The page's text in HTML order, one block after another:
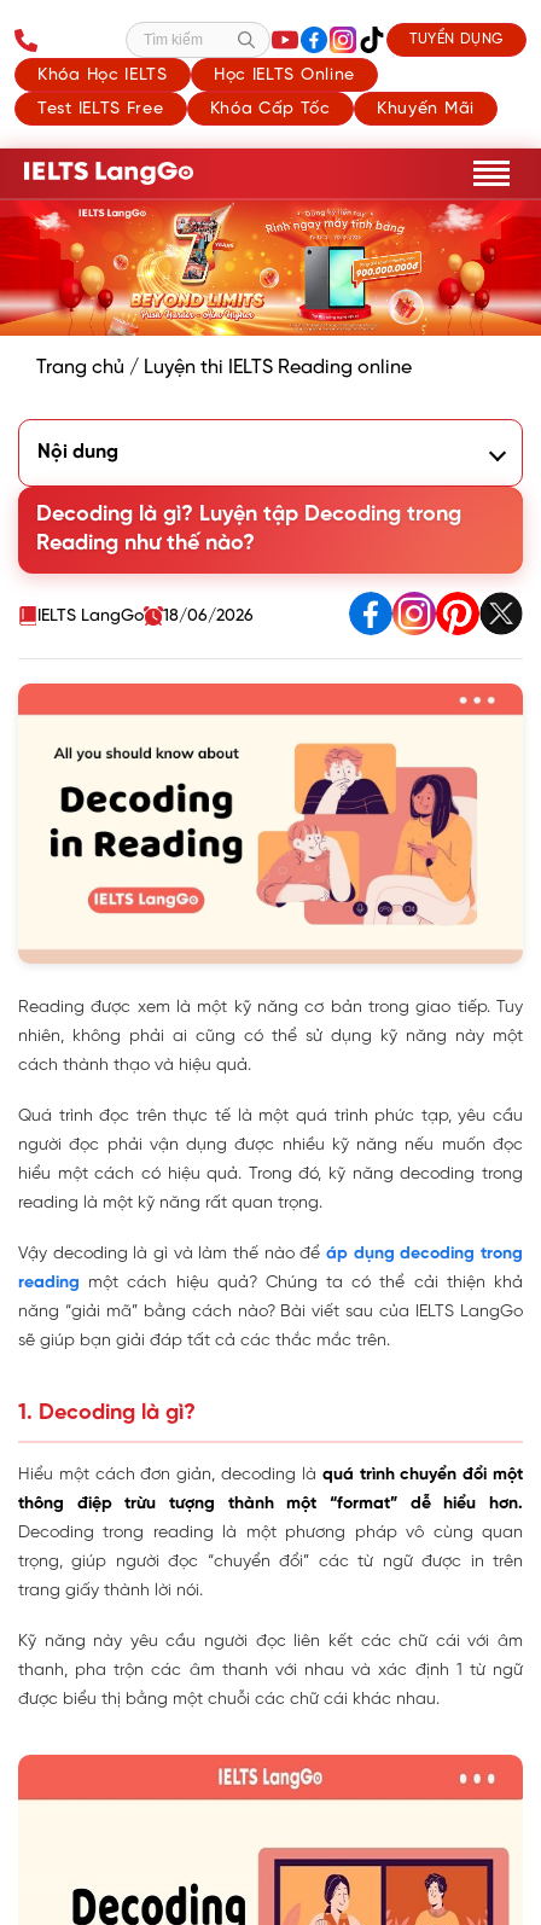
Khóa Học IELTS
Học IELTS Online
Test IELTS Free
Khóa Cấp Tốc Khuyến Mãi
Tìm kiếm TUYỂN DỤNG
Trang chủ / Luyện thi IELTS Reading online
Nội dung
2. Tại sao phải luyện tập decoding?
3. Các bước áp dụng Decoding trong Reading
4. Cải thiện decoding như thế nào?
Decoding là gì? Luyện tập Decoding trong
Reading như thế nào?
IELTS LangGo 18/06/2026
Reading được xem là một kỹ năng cơ bản trong giao tiếp. Tuy
nhiên, không phải ai cũng có thể sử dụng kỹ năng này một
cách thành thạo và hiệu quả.
Quá trình đọc trên thực tế là một quá trình phức tạp, yêu cầu
người đọc phải vận dụng được nhiều kỹ năng nếu muốn đọc
hiểu một cách có hiệu quả. Trong đó, kỹ năng decoding trong
reading là một kỹ năng rất quan trọng.
Vậy decoding là gì và làm thế nào để áp dụng decoding trong
reading một cách hiệu quả? Chúng ta có thể cải thiện khả
năng “giải mã” bằng cách nào? Bài viết sau của IELTS LangGo
sẽ giúp bạn giải đáp tất cả các thắc mắc trên.
1. Decoding là gì?
Hiểu một cách đơn giản, decoding là quá trình chuyển đổi một
thông điệp trừu tượng thành một “format” dễ hiểu hơn.
Decoding trong reading là một phương pháp vô cùng quan
trọng, giúp người đọc “chuyển đổi” các từ ngữ được in trên
trang giấy thành lời nói.
Kỹ năng này yêu cầu người đọc liên kết các chữ cái với âm
thanh, pha trộn các âm thanh với nhau và xác định 1 từ ngữ
được biểu thị bằng một chuỗi các chữ cái khác nhau.